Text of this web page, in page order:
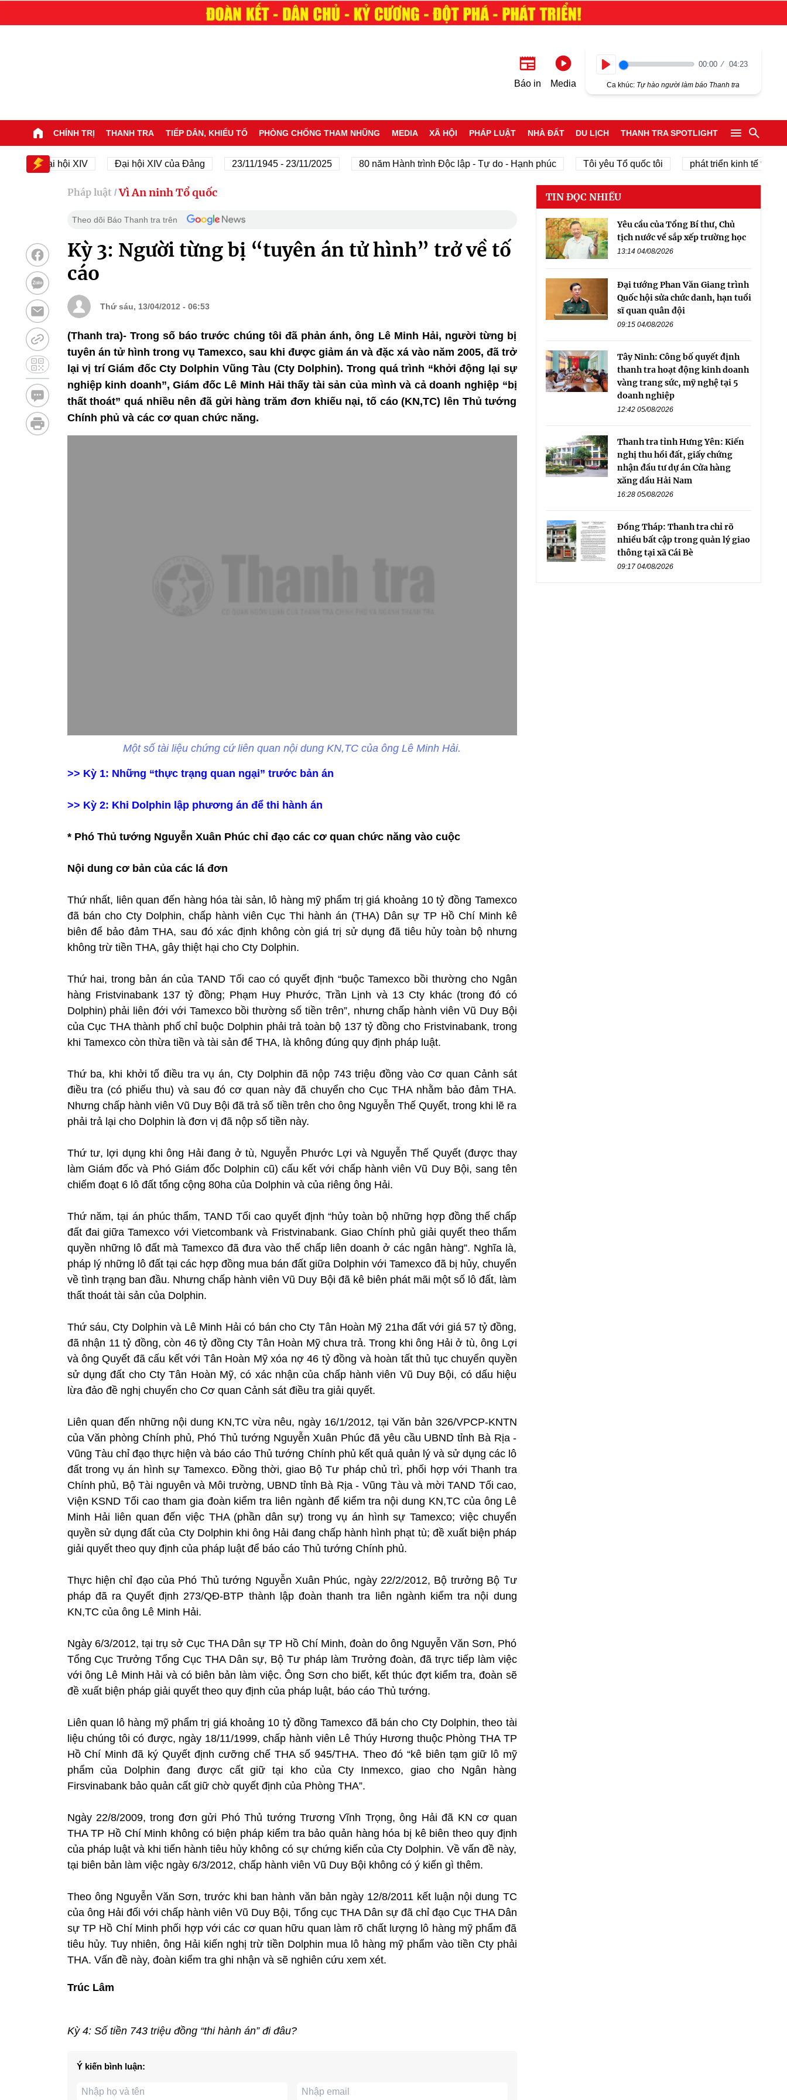
Báo in Media
00:00 04:23
Ca khúc: Tự hào người làm báo Thanh tra
CHÍNH TRỊ THANH TRA TIẾP DÂN, KHIẾU TỐ PHÒNG CHỐNG THAM NHŨNG MEDIA XÃ HỘI PHÁP LUẬT NHÀ ĐẤT DU LỊCH THANH TRA SPOTLIGHT
Đại hội XIV Đại hội XIV của Đảng 23/11/1945 - 23/11/2025 80 năm Hành trình Độc lập - Tự do - Hạnh phúc Tôi yêu Tổ quốc tôi phát triển kinh tế tư nhân
Pháp luật / Vì An ninh Tổ quốc
Theo dõi Báo Thanh tra trên
Kỳ 3: Người từng bị “tuyên án tử hình” trở về tố
cáo
Thứ sáu, 13/04/2012 - 06:53
(Thanh tra)- Trong số báo trước chúng tôi đã phản ánh, ông Lê Minh Hải, người từng bị
tuyên án tử hình trong vụ Tamexco, sau khi được giảm án và đặc xá vào năm 2005, đã trở
lại vị trí Giám đốc Cty Dolphin Vũng Tàu (Cty Dolphin). Trong quá trình “khởi động lại sự
nghiệp kinh doanh”, Giám đốc Lê Minh Hải thấy tài sản của mình và cả doanh nghiệp “bị
thất thoát” quá nhiều nên đã gửi hàng trăm đơn khiếu nại, tố cáo (KN,TC) lên Thủ tướng
Chính phủ và các cơ quan chức năng.
Một số tài liệu chứng cứ liên quan nội dung KN,TC của ông Lê Minh Hải.
>> Kỳ 1: Những “thực trạng quan ngại” trước bản án
>> Kỳ 2: Khi Dolphin lập phương án để thi hành án
* Phó Thủ tướng Nguyễn Xuân Phúc chỉ đạo các cơ quan chức năng vào cuộc
Nội dung cơ bản của các lá đơn
Thứ nhất, liên quan đến hàng hóa tài sản, lô hàng mỹ phẩm trị giá khoảng 10 tỷ đồng Tamexco
đã bán cho Cty Dolphin, chấp hành viên Cục Thi hành án (THA) Dân sự TP Hồ Chí Minh kê
biên để bảo đảm THA, sau đó xác định không còn giá trị sử dụng đã tiêu hủy toàn bộ nhưng
không trừ tiền THA, gây thiệt hại cho Cty Dolphin.
Thứ hai, trong bản án của TAND Tối cao có quyết định “buộc Tamexco bồi thường cho Ngân
hàng Fristvinabank 137 tỷ đồng; Phạm Huy Phước, Trần Lịnh và 13 Cty khác (trong đó có
Dolphin) phải liên đới với Tamexco bồi thường số tiền trên”, nhưng chấp hành viên Vũ Duy Bội
của Cục THA thành phố chỉ buộc Dolphin phải trả toàn bộ 137 tỷ đồng cho Fristvinabank, trong
khi Tamexco còn thừa tiền và tài sản để THA, là không đúng quy định pháp luật.
Thứ ba, khi khởi tố điều tra vụ án, Cty Dolphin đã nộp 743 triệu đồng vào Cơ quan Cảnh sát
điều tra (có phiếu thu) và sau đó cơ quan này đã chuyển cho Cục THA nhằm bảo đảm THA.
Nhưng chấp hành viên Vũ Duy Bội đã trả số tiền trên cho ông Nguyễn Thế Quyết, trong khi lẽ ra
phải trả lại cho Dolphin là đơn vị đã nộp số tiền này.
Thứ tư, lợi dụng khi ông Hải đang ở tù, Nguyễn Phước Lợi và Nguyễn Thế Quyết (được thay
làm Giám đốc và Phó Giám đốc Dolphin cũ) cấu kết với chấp hành viên Vũ Duy Bội, sang tên
chiếm đoạt 6 lô đất tổng cộng 80ha của Dolphin và của riêng ông Hải.
Thứ năm, tại án phúc thẩm, TAND Tối cao quyết định “hủy toàn bộ những hợp đồng thế chấp
đất đai giữa Tamexco với Vietcombank và Fristvinabank. Giao Chính phủ giải quyết theo thẩm
quyền những lô đất mà Tamexco đã đưa vào thế chấp liên doanh ở các ngân hàng”. Nghĩa là,
pháp lý những lô đất tại các hợp đồng mua bán đất giữa Dolphin với Tamexco đã bị hủy, chuyển
về tình trạng ban đầu. Nhưng chấp hành viên Vũ Duy Bội đã kê biên phát mãi một số lô đất, làm
thất thoát tài sản của Dolphin.
Thứ sáu, Cty Dolphin và Lê Minh Hải có bán cho Cty Tân Hoàn Mỹ 21ha đất với giá 57 tỷ đồng,
đã nhận 11 tỷ đồng, còn 46 tỷ đồng Cty Tân Hoàn Mỹ chưa trả. Trong khi ông Hải ở tù, ông Lợi
và ông Quyết đã cấu kết với Tân Hoàn Mỹ xóa nợ 46 tỷ đồng và hoàn tất thủ tục chuyển quyền
sử dụng đất cho Cty Tân Hoàn Mỹ, có xác nhận của chấp hành viên Vũ Duy Bội, có dấu hiệu
lừa đảo đề nghị chuyển cho Cơ quan Cảnh sát điều tra giải quyết.
Liên quan đến những nội dung KN,TC vừa nêu, ngày 16/1/2012, tại Văn bản 326/VPCP-KNTN
của Văn phòng Chính phủ, Phó Thủ tướng Nguyễn Xuân Phúc đã yêu cầu UBND tỉnh Bà Rịa -
Vũng Tàu chỉ đạo thực hiện và báo cáo Thủ tướng Chính phủ kết quả quản lý và sử dụng các lô
đất trong vụ án hình sự Tamexco. Đồng thời, giao Bộ Tư pháp chủ trì, phối hợp với Thanh tra
Chính phủ, Bộ Tài nguyên và Môi trường, UBND tỉnh Bà Rịa - Vũng Tàu và mời TAND Tối cao,
Viện KSND Tối cao tham gia đoàn kiểm tra liên ngành để kiểm tra nội dung KN,TC của ông Lê
Minh Hải liên quan đến việc THA (phần dân sự) trong vụ án hình sự Tamexco; việc chuyển
quyền sử dụng đất của Cty Dolphin khi ông Hải đang chấp hành hình phạt tù; đề xuất biện pháp
giải quyết theo quy định của pháp luật để báo cáo Thủ tướng Chính phủ.
Thực hiện chỉ đạo của Phó Thủ tướng Nguyễn Xuân Phúc, ngày 22/2/2012, Bộ trưởng Bộ Tư
pháp đã ra Quyết định 273/QĐ-BTP thành lập đoàn thanh tra liên ngành kiểm tra nội dung
KN,TC của ông Lê Minh Hải.
Ngày 6/3/2012, tại trụ sở Cục THA Dân sự TP Hồ Chí Minh, đoàn do ông Nguyễn Văn Sơn, Phó
Tổng Cục Trưởng Tổng Cục THA Dân sự, Bộ Tư pháp làm Trưởng đoàn, đã trực tiếp làm việc
với ông Lê Minh Hải và có biên bản làm việc. Ông Sơn cho biết, kết thúc đợt kiểm tra, đoàn sẽ
đề xuất biện pháp giải quyết theo quy định của pháp luật, báo cáo Thủ tướng.
Liên quan lô hàng mỹ phẩm trị giá khoảng 10 tỷ đồng Tamexco đã bán cho Cty Dolphin, theo tài
liệu chúng tôi có được, ngày 18/11/1999, chấp hành viên Lê Thúy Hương thuộc Phòng THA TP
Hồ Chí Minh đã ký Quyết định cưỡng chế THA số 945/THA. Theo đó “kê biên tạm giữ lô mỹ
phẩm của Dolphin đang được cất giữ tại kho của Cty Inmexco, giao cho Ngân hàng
Firsvinabank bảo quản cất giữ chờ quyết định của Phòng THA”.
Ngày 22/8/2009, trong đơn gửi Phó Thủ tướng Trương Vĩnh Trọng, ông Hải đã KN cơ quan
THA TP Hồ Chí Minh không có biện pháp kiểm tra bảo quản hàng hóa bị kê biên theo quy định
của pháp luật và khi tiến hành tiêu hủy không có sự chứng kiến của Cty Dolphin. Về vấn đề này,
tại biên bản làm việc ngày 6/3/2012, chấp hành viên Vũ Duy Bội không có ý kiến gì thêm.
Theo ông Nguyễn Văn Sơn, trước khi ban hành văn bản ngày 12/8/2011 kết luận nội dung TC
của ông Hải đối với chấp hành viên Vũ Duy Bội, Tổng cục THA Dân sự đã chỉ đạo Cục THA Dân
sự TP Hồ Chí Minh phối hợp với các cơ quan hữu quan làm rõ chất lượng lô hàng mỹ phẩm đã
tiêu hủy. Tuy nhiên, ông Hải kiến nghị trừ tiền Dolphin mua lô hàng mỹ phẩm vào tiền Cty phải
THA. Vấn đề này, đoàn kiểm tra ghi nhận và sẽ nghiên cứu xem xét.
Trúc Lâm
Kỳ 4: Số tiền 743 triệu đồng “thi hành án” đi đâu?
Ý kiến bình luận:
TIN ĐỌC NHIỀU
Yêu cầu của Tổng Bí thư, Chủ
tịch nước về sắp xếp trường học
13:14 04/08/2026
Đại tướng Phan Văn Giang trình
Quốc hội sửa chức danh, hạn tuổi
sĩ quan quân đội
09:15 04/08/2026
Tây Ninh: Công bố quyết định
thanh tra hoạt động kinh doanh
vàng trang sức, mỹ nghệ tại 5
doanh nghiệp
12:42 05/08/2026
Thanh tra tỉnh Hưng Yên: Kiến
nghị thu hồi đất, giấy chứng
nhận đầu tư dự án Cửa hàng
xăng dầu Hải Nam
16:28 05/08/2026
Đồng Tháp: Thanh tra chỉ rõ
nhiều bất cập trong quản lý giao
thông tại xã Cái Bè
09:17 04/08/2026